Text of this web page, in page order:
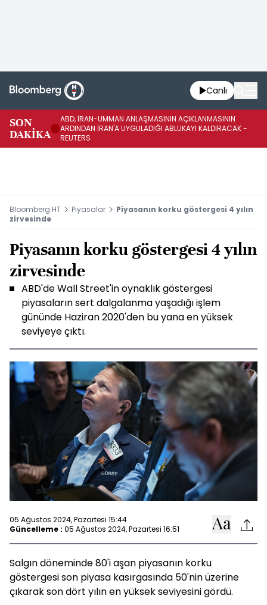
Canlı
SON
DAKİKA
ABD, İRAN-UMMAN ANLAŞMASININ AÇIKLANMASININ
ARDINDAN İRAN'A UYGULADIĞI ABLUKAYI KALDIRACAK -
REUTERS
Bloomberg HT Piyasalar
Piyasanın korku göstergesi 4 yılın
zirvesinde
Piyasanın korku göstergesi 4 yılın
zirvesinde
ABD'de Wall Street'in oynaklık göstergesi
piyasaların sert dalgalanma yaşadığı işlem
gününde Haziran 2020'den bu yana en yüksek
seviyeye çıktı.
05 Ağustos 2024, Pazartesi 15:44
Güncelleme : 05 Ağustos 2024, Pazartesi 16:51
Salgın döneminde 80'i aşan piyasanın korku
göstergesi son piyasa kasırgasında 50'nin üzerine
çıkarak son dört yılın en yüksek seviyesini gördü.